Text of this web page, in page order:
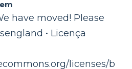
have moved! Please
• Licença
licenses/b